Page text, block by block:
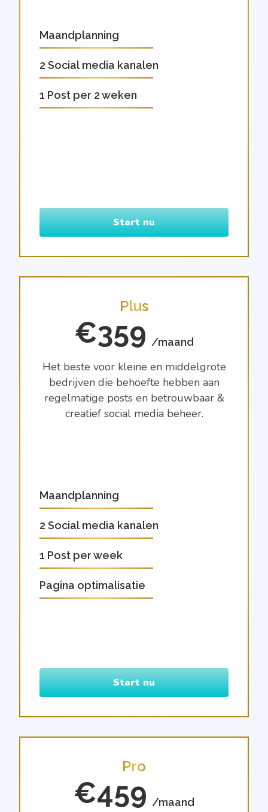
Maandplanning
2 Social media kanalen
1 Post per 2 weken
Start nu
Plus
€359 /maand
Het beste voor kleine en middelgrote
bedrijven die behoefte hebben aan
regelmatige posts en betrouwbaar &
creatief social media beheer.
Maandplanning
2 Social media kanalen
1 Post per week
Pagina optimalisatie
Start nu
Pro
€459 /maand